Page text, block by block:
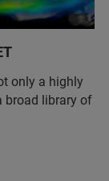
only a highly
broad library of